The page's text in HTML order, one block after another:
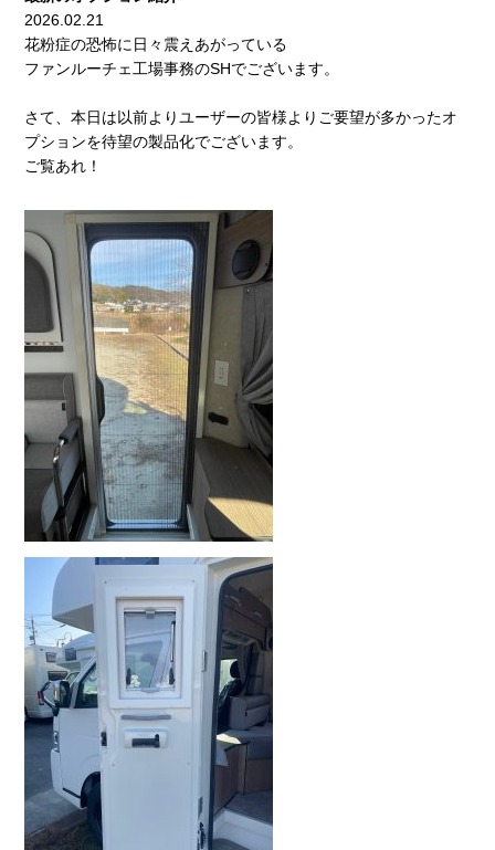
2026.02.21
花粉症の恐怖に日々震えあがっている
ファンルーチェ工場事務のSHでございます。
さて、本日は以前よりユーザーの皆様よりご要望が多かったオ
プションを待望の製品化でございます。
ご覧あれ！